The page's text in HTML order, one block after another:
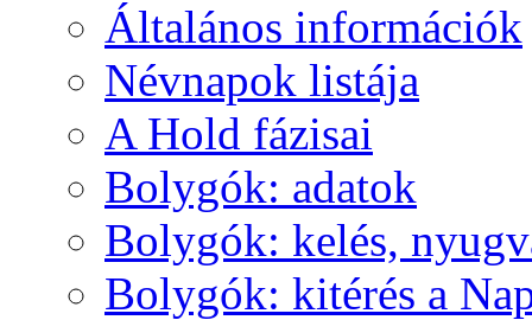
Ál­ta­lá­nos in­for­má­ci­ók
Név­na­pok lis­tá­ja
A Hold fá­zi­sai
Boly­gók: ada­tok
Boly­gók: ke­lés,
Boly­gók: ki­té­rés a